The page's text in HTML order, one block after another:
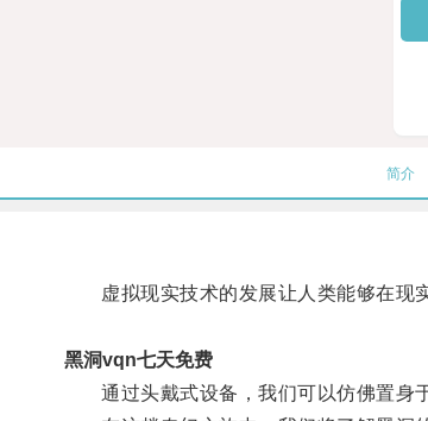
简介
虚拟现实技术的发展让人类能够在现实
黑洞vqn七天免费
通过头戴式设备，我们可以仿佛置身于